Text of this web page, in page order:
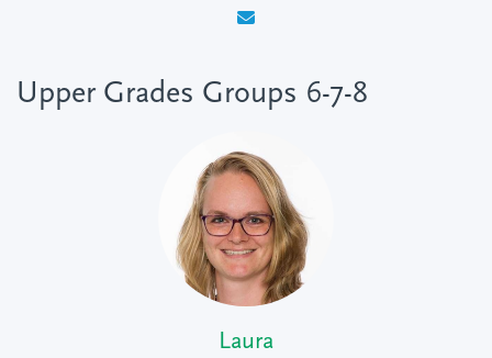
Upper Grades Groups 6-7-8
Laura